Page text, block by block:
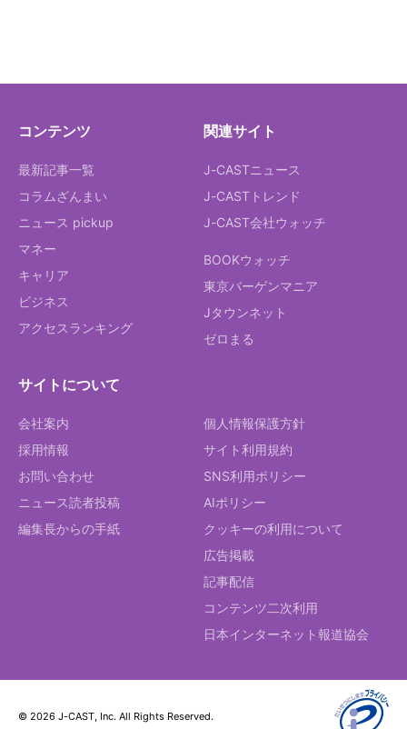
コンテンツ
最新記事一覧
コラムざんまい
ニュース pickup
マネー
キャリア
ビジネス
アクセスランキング
関連サイト
J-CASTニュース
J-CASTトレンド
J-CAST会社ウォッチ
BOOKウォッチ
東京バーゲンマニア
Jタウンネット
ゼロまる
サイトについて
会社案内
採用情報
お問い合わせ
ニュース読者投稿
編集長からの手紙
個人情報保護方針
サイト利用規約
SNS利用ポリシー
AIポリシー
クッキーの利用について
広告掲載
記事配信
コンテンツ二次利用
日本インターネット報道協会
© 2026 J-CAST, Inc. All Rights Reserved.